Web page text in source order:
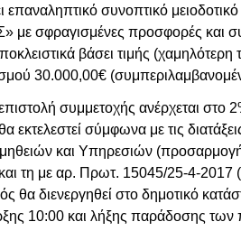
επαναληπτικό συνοπτικό
σφραγισμένες προσφορές και
βάσει τιμής
30.000,00€
συμμετοχής ανέρχεται
εκτελεστεί σύμφωνα με τις
και Υπηρεσιών (προσαρμογή
τη με αρ. Πρωτ. 15045/25-4-
θα διενεργηθεί στο δημοτικό
10:00 και λήξης παράδοσης